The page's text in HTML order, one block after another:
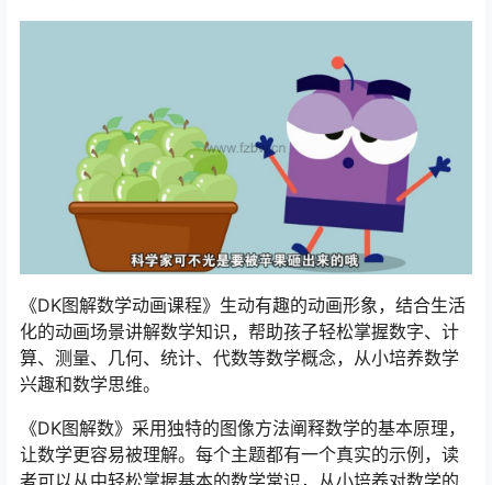
《DK图解数学动画课程》生动有趣的动画形象，结合生活
化的动画场景讲解数学知识，帮助孩子轻松掌握数字、计
算、测量、几何、统计、代数等数学概念，从小培养数学
兴趣和数学思维。
《DK图解数》采用独特的图像方法阐释数学的基本原理，
让数学更容易被理解。每个主题都有一个真实的示例，读
者可以从中轻松掌握基本的数学常识，从小培养对数学的